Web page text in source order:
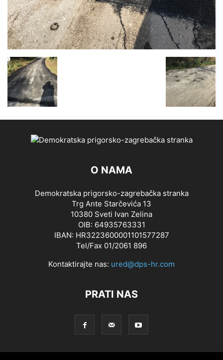
O NAMA
Demokratska prigorsko-zagrebačka stranka
Trg Ante Starčevića 13
10380 Sveti Ivan Zelina
OIB: 64935763331
IBAN: HR3223600001101577287
Tel/Fax 01/2061 896
Kontaktirajte nas: ured@dps-hr.com
PRATI NAS